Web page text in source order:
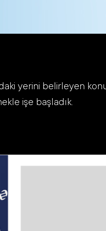
yerini belirleyen
işe başladık.